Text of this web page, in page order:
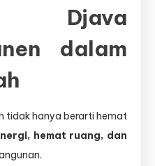
Djava
dalam
tidak hanya berarti hemat
hemat ruang, dan